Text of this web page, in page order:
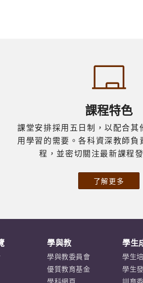
不服輸的韌性，開啟了我們的
場勝仗不僅為我們定形了最核
中，我們以3比1小勝圓玄二
四強準決賽，我們再以1比0
，一步一腳印，憑着無數次跌
來的堅持，我們終於再次闖入
新站在了小組賽的老對手——
面前。 決賽那天，是一場真
由於實力上確實存在差距，我
屈辱的眼淚。 從0比4到0
球進步的背後，凝聚了我們
年的汗水、淚水與集體智
賽事中，我們看到的不再是
由畢業生代表致謝，感恩師長
守校訓。典禮期間，由伍偉豪
詩歌，歌聲悠揚動人。 典禮
班郭眷瓦同學陪同廖錦培校
嘉賓致送紀念品。校長隨即致
謝瑞銀以「一人一信」為畢業
福。最後由周校牧送上祝禱，
生於靈風舞台拍照留念，並於
用茶點，歡聚暢談。 願本屆
征程中作鹽作光、發光發熱，
課程特色
課堂安排採用五日制，以配合其
用學習的需要。各科資深教師負
程，並密切關注最新課程
了解更多
學與教
學與教委員會
優質教育基金
學生
學生
學生